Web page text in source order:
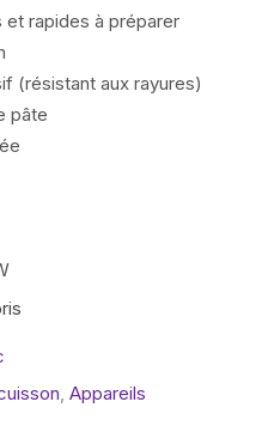
rapides à préparer
(résistant aux rayures)
pâte
, Appareils